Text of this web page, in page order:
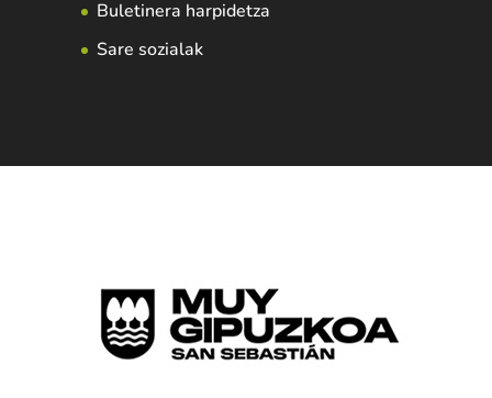
Buletinera harpidetza
Sare sozialak